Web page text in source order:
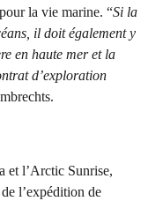
la vie marine. “Si la
il doit également y
en haute mer et la
d’exploration
et l’Arctic Sunrise,
l’expédition de